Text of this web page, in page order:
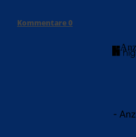
Kommentare0
-
-